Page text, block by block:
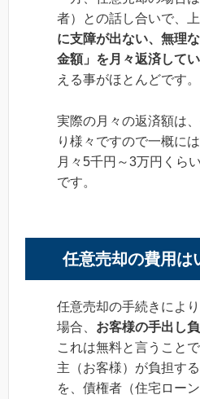
者）との話し合いで、
に支障が出ない、無理
金額」を月々返済してい
える事がほとんどです。
実際の月々の返済額は
り様々ですので一概に
月々5千円～3万円くら
です。
任意売却の費用は
任意売却の手続きによ
場合、 お客様の手出し
これは無料と言うこと
主（お客様）が負担す
を、債権者（住宅ロー